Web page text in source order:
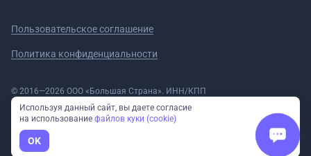
Пользовательское соглашение
Политика конфиденциальности
© 2016—2026 ООО «Большая Страна». ИНН/КПП
5908078160/590801001 ОГРН 1185958020533
Номер в реестре Роскомнадзора № 59-18-006319 (Приказ № 321 от
11.10.2018)
Полное или частичное копирование изображений и текстов возможно
только с указанием активной ссылки на сайт Большая Страна.
Используя данный сайт, вы даете согласие
на использование файлов куки (cookie)
OK